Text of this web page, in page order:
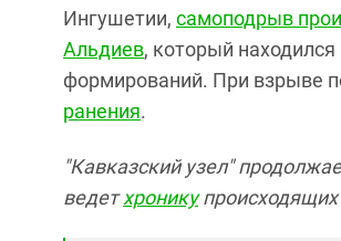
Ингушетии, самоподрыв
Альдиев, который
формирований. При взрыве
ранения.
"Кавказский узел"
ведетхронику